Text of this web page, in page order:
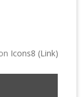
Icons8 (Link)